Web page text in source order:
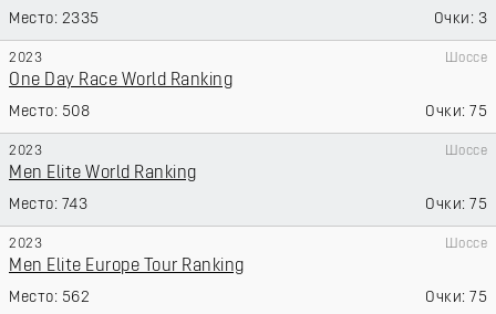
2335 3
2023 Шоссе
One Day Race World Ranking
508 75
2023 Шоссе
Men Elite World Ranking
743 75
2023 Шоссе
Men Elite Europe Tour Ranking
562 75